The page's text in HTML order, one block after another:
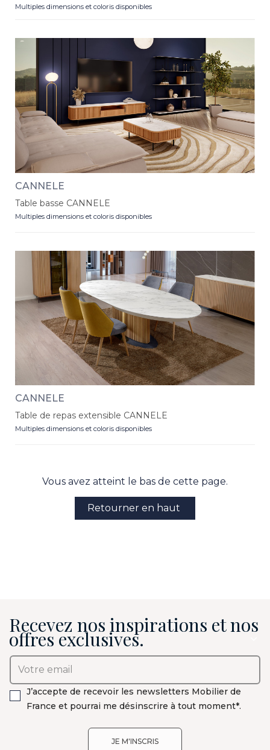
Multiples dimensions et coloris disponibles
CANNELE
Table basse CANNELE
Multiples dimensions et coloris disponibles
CANNELE
Table de repas extensible CANNELE
Multiples dimensions et coloris disponibles
Vous avez atteint le bas de cette page.
Retourner en haut
Recevez nos inspirations et nos
offres exclusives.
J’accepte de recevoir les newsletters Mobilier de
France et pourrai me désinscrire à tout moment*.